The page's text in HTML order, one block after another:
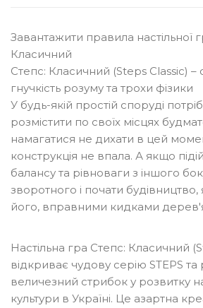
Завантажити правила настільної
Класичний
Степс: Класичний (Steps Classic) –
гнучкість розуму та трохи фізики
У будь-якій простій споруді
розмістити по своїх місцях
намагатися не дихати в цей
конструкція не впала. А якщо
балансу та рівноваги з іншого
зворотного і почати будівництво,
його, вправними кидками
Настільна гра Степс: Класичний
відкриває чудову серію STEPS та
величезний стрибок у розвитку
культури в Україні. Це азартна